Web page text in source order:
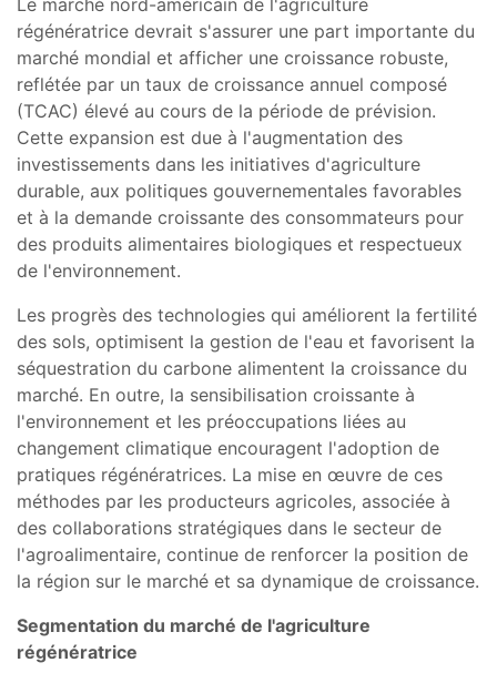
régénératrice devrait s'assurer une part importante du
marché mondial et afficher une croissance robuste,
reflétée par un taux de croissance annuel composé
(TCAC) élevé au cours de la période de prévision.
Cette expansion est due à l'augmentation des
investissements dans les initiatives d'agriculture
durable, aux politiques gouvernementales favorables
et à la demande croissante des consommateurs pour
des produits alimentaires biologiques et respectueux
de l'environnement.
Les progrès des technologies qui améliorent la fertilité
des sols, optimisent la gestion de l'eau et favorisent la
séquestration du carbone alimentent la croissance du
marché. En outre, la sensibilisation croissante à
l'environnement et les préoccupations liées au
changement climatique encouragent l'adoption de
pratiques régénératrices. La mise en œuvre de ces
méthodes par les producteurs agricoles, associée à
des collaborations stratégiques dans le secteur de
l'agroalimentaire, continue de renforcer la position de
la région sur le marché et sa dynamique de croissance.
Segmentation du marché de l'agriculture
régénératrice